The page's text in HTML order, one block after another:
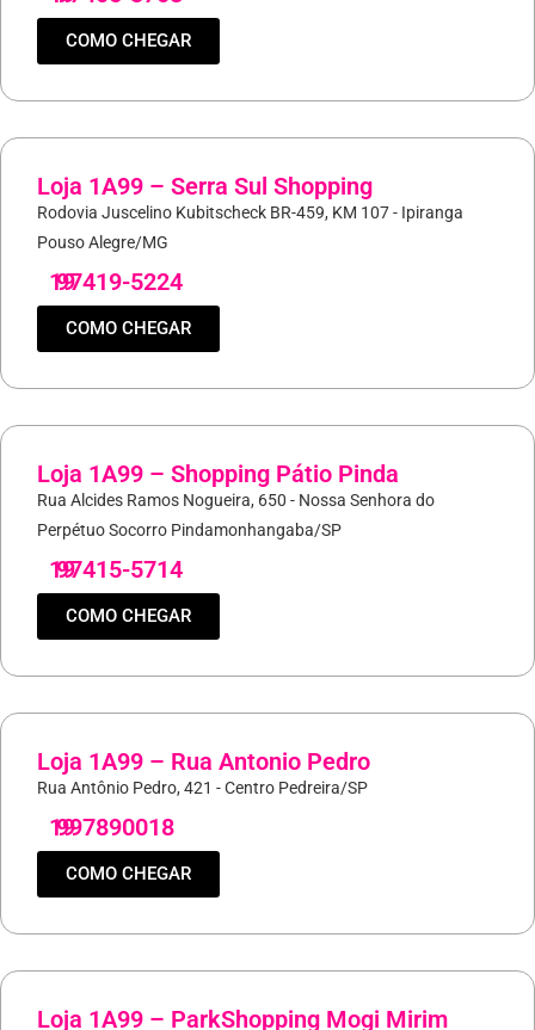
COMO CHEGAR
Loja 1A99 – Serra Sul Shopping
Rodovia Juscelino Kubitscheck BR-459, KM 107 - Ipiranga
Pouso Alegre/MG
19
97419-5224
COMO CHEGAR
Loja 1A99 – Shopping Pátio Pinda
Rua Alcides Ramos Nogueira, 650 - Nossa Senhora do
Perpétuo Socorro Pindamonhangaba/SP
19
97415-5714
COMO CHEGAR
Loja 1A99 – Rua Antonio Pedro
Rua Antônio Pedro, 421 - Centro Pedreira/SP
19
997890018
COMO CHEGAR
Loja 1A99 – ParkShopping Mogi Mirim